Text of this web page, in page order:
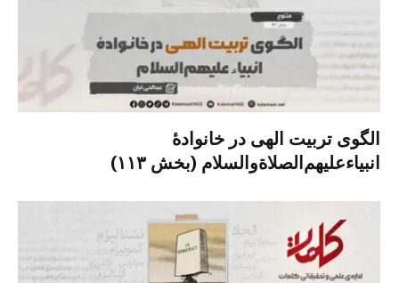
الگوی تربیت الهی در خانوادۀ
انبیاءعلیهم‌الصلاةو‌السلام (بخش ۱۱۳)